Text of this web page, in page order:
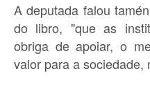
A deputada falou
do libro, "que as
obriga de apoiar, o
valor para a sociedade,